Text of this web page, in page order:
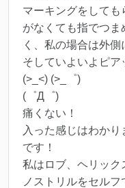
マーキングをしても
がなくても指でつま
く、私の場合は外側
そしていよいよピア
(>_<) (>_゜)
(゜Д゜)
痛くない！
入った感じはわか
です！
私はロブ、ヘリック
ノストリルをセル